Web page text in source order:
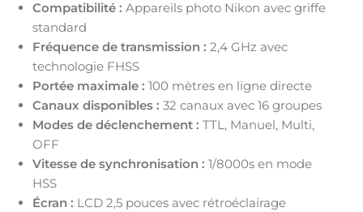
Compatibilité : Appareils photo Nikon avec griffe
standard
Fréquence de transmission : 2,4 GHz avec
technologie FHSS
Portée maximale : 100 mètres en ligne directe
Canaux disponibles : 32 canaux avec 16 groupes
Modes de déclenchement : TTL, Manuel, Multi,
OFF
Vitesse de synchronisation : 1/8000s en mode
HSS
Écran : LCD 2,5 pouces avec rétroéclairage